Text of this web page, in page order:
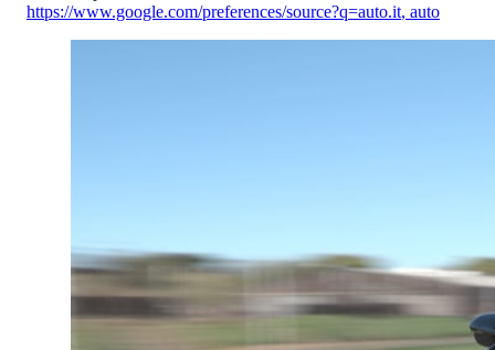
https://www.google.com/preferences/source?q=auto.it, auto